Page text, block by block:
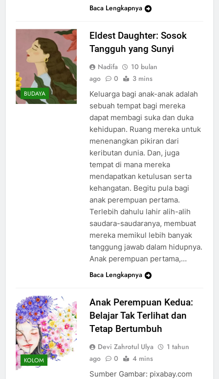
Baca Lengkapnya
BUDAYA
Eldest Daughter: Sosok
Tangguh yang Sunyi
Nadifa
10 bulan
ago
0 3 mins
Keluarga bagi anak-anak adalah
sebuah tempat bagi mereka
dapat membagi suka dan duka
kehidupan. Ruang mereka untuk
menenangkan pikiran dari
keributan dunia. Dan, juga
tempat di mana mereka
mendapatkan ketulusan serta
kehangatan. Begitu pula bagi
anak perempuan pertama.
Terlebih dahulu lahir alih-alih
saudara-saudaranya, membuat
mereka memikul lebih banyak
tanggung jawab dalam hidupnya.
Anak perempuan pertama,…
Baca Lengkapnya
KOLOM
Anak Perempuan Kedua:
Belajar Tak Terlihat dan
Tetap Bertumbuh
Devi Zahrotul Ulya
1 tahun
ago
0 4 mins
Sumber Gambar: pixabay.com